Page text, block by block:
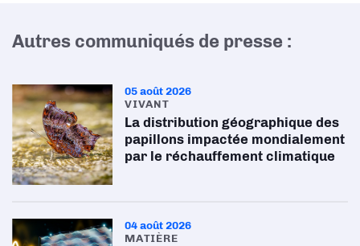
Autres communiqués de presse :
05 août 2026
VIVANT
La distribution géographique des
papillons impactée mondialement
par le réchauffement climatique
04 août 2026
MATIÈRE